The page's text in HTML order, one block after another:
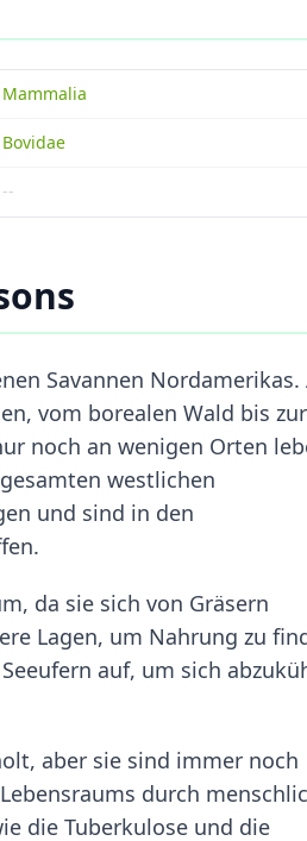
Mammalia
Bovidae
--
Savannen Nordamerikas.
vom borealen Wald bis zur
noch an wenigen Orten
westlichen
und sind in den
da sie sich von Gräsern
Lagen, um Nahrung zu
auf, um sich
aber sie sind immer noch
durch
die Tuberkulose und die